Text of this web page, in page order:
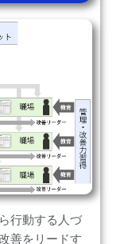
行動する人づ
善をリードす